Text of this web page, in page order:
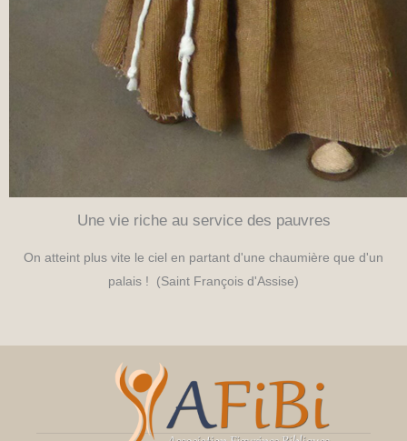
Une vie riche au service des pauvres
On atteint plus vite le ciel en partant d'une chaumière que d'un
palais ! (Saint François d'Assise)